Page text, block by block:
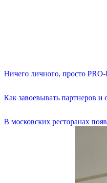
Ничего личного, просто PRO-
Как завоевывать партнеров и
В московских ресторанах